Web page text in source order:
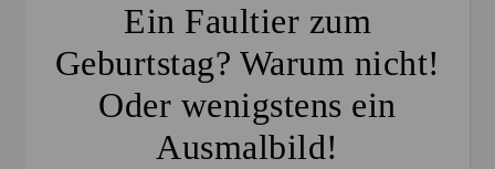
Ein Faultier zum
Geburtstag? Warum nicht!
Oder wenigstens ein
Ausmalbild!